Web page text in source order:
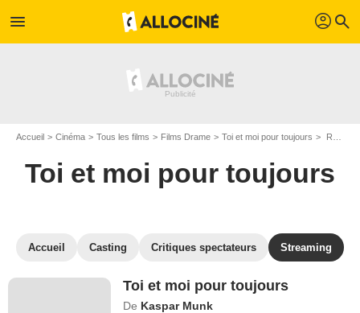
menu profil search
Accueil Cinéma Tous les films Films Drame Toi et moi pour toujours Regarder Toi et moi pour toujours en SVOD
Toi et moi pour toujours
Accueil Casting Critiques spectateurs Streaming
Toi et moi pour toujours
De Kaspar Munk